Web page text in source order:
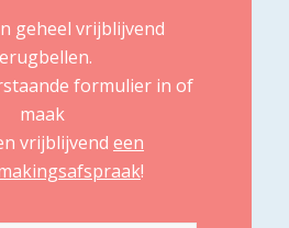
geheel vrijblijvend
formulier in of
maak
vrijblijvend een
!